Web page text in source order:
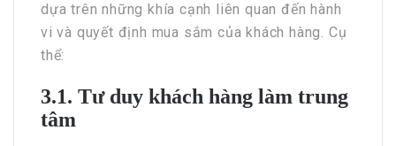
dựa trên những khía cạnh liên quan đến hành
vi và quyết định mua sắm của khách hàng. Cụ
thể:
3.1. Tư duy khách hàng làm trung
tâm